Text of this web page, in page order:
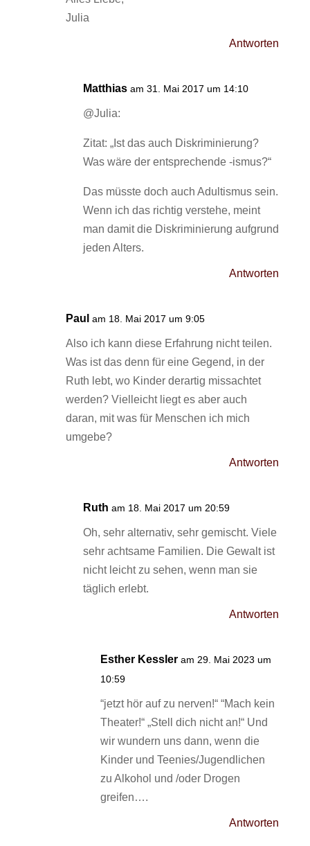
Julia
Antworten
Matthias am 31. Mai 2017 um 14:10
@Julia:
Zitat: „Ist das auch Diskriminierung?
Was wäre der entsprechende -ismus?“
Das müsste doch auch Adultismus sein.
Wenn ich das richtig verstehe, meint
man damit die Diskriminierung aufgrund
jeden Alters.
Antworten
Paul am 18. Mai 2017 um 9:05
Also ich kann diese Erfahrung nicht teilen.
Was ist das denn für eine Gegend, in der
Ruth lebt, wo Kinder derartig missachtet
werden? Vielleicht liegt es aber auch
daran, mit was für Menschen ich mich
umgebe?
Antworten
Ruth am 18. Mai 2017 um 20:59
Oh, sehr alternativ, sehr gemischt. Viele
sehr achtsame Familien. Die Gewalt ist
nicht leicht zu sehen, wenn man sie
täglich erlebt.
Antworten
Esther Kessler am 29. Mai 2023 um
10:59
“jetzt hör auf zu nerven!“ “Mach kein
Theater!“ „Stell dich nicht an!“ Und
wir wundern uns dann, wenn die
Kinder und Teenies/Jugendlichen
zu Alkohol und /oder Drogen
greifen….
Antworten